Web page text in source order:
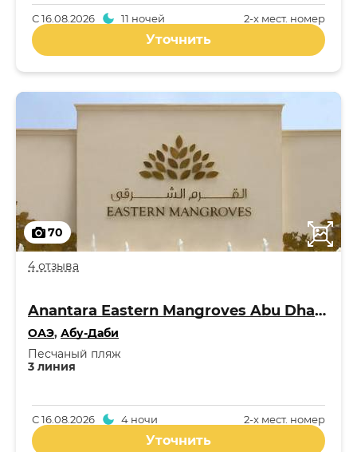
2-x мест. номер
С16.08.2026 11 ночей
Уточнить
70
4 отзыва
Anantara Eastern Mangroves Abu Dhabi Hotel 5*
ОАЭ, Абу-Даби
3 линия
Песчаный пляж
2-x мест. номер
С16.08.2026 4 ночи
Уточнить